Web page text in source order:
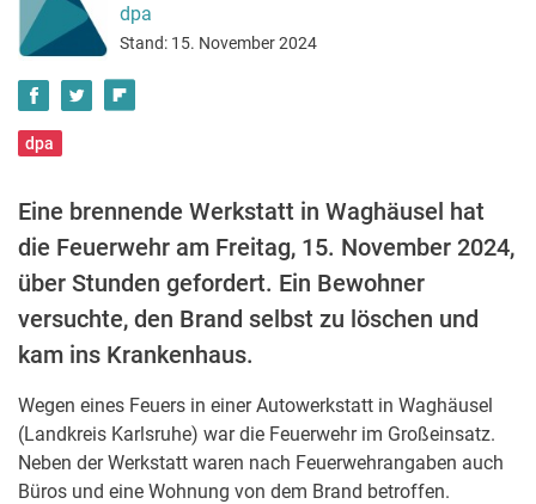
dpa
Stand: 15. November 2024
dpa
Eine brennende Werkstatt in Waghäusel hat
die Feuerwehr am Freitag, 15. November 2024,
über Stunden gefordert. Ein Bewohner
versuchte, den Brand selbst zu löschen und
kam ins Krankenhaus.
Wegen eines Feuers in einer Autowerkstatt in Waghäusel
(Landkreis Karlsruhe) war die Feuerwehr im Großeinsatz.
Neben der Werkstatt waren nach Feuerwehrangaben auch
Büros und eine Wohnung von dem Brand betroffen.